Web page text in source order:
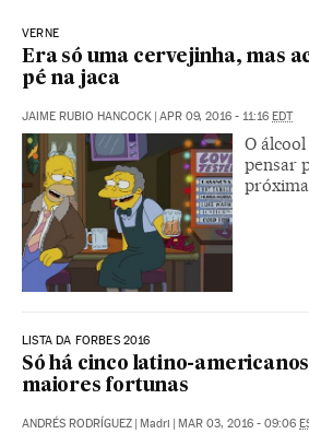
VERNE
Era só uma cervejinha, mas
pé na jaca
JAIME RUBIO HANCOCK | APR 09, 2016 - 11:16 EDT
O
pensar
LISTA DA FORBES 2016
Só há cinco latino-
maiores fortunas
ANDRÉS RODRÍGUEZ | Madri | MAR 03, 2016 - 09:06